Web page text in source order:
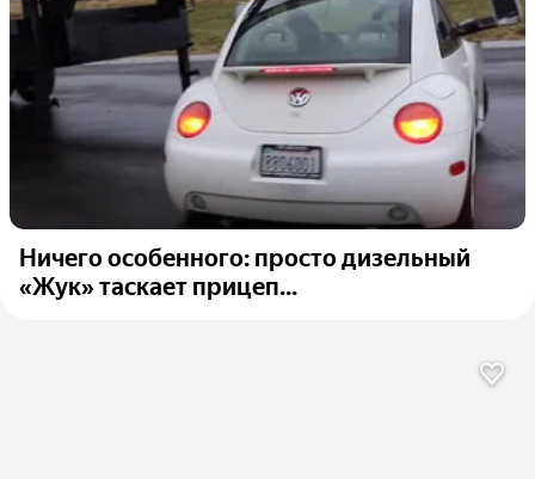
Ничего особенного: просто дизельный
«Жук» таскает прицеп...